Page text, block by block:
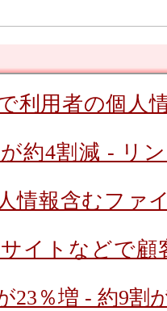
利用者の個人
約4割減 - リ
情報含むファ
イトなどで顧
23％増 - 約9割